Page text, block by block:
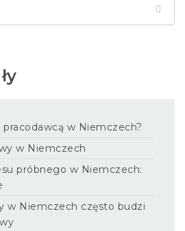
w Niemczech?
w Niemczech
próbnego w Niemczech:
w Niemczech często budzi